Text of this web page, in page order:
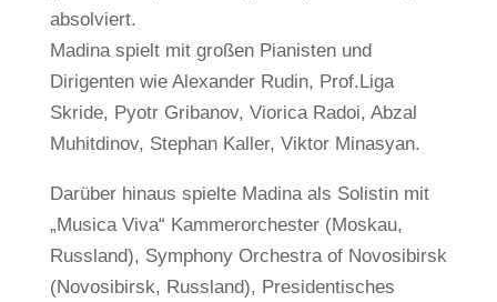
absolviert.
Madina spielt mit großen Pianisten und
Dirigenten wie Alexander Rudin, Prof.Liga
Skride, Pyotr Gribanov, Viorica Radoi, Abzal
Muhitdinov, Stephan Kaller, Viktor Minasyan.
Darüber hinaus spielte Madina als Solistin mit
„Musica Viva“ Kammerorchester (Moskau,
Russland), Symphony Orchestra of Novosibirsk
(Novosibirsk, Russland), Presidentisches